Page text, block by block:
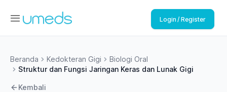
Login / Register
Beranda Kedokteran Gigi
Biologi Oral
Struktur dan Fungsi Jaringan Keras dan Lunak Gigi
Kembali